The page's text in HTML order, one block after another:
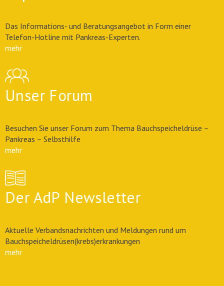
Das Informations- und Beratungsangebot in Form einer
Telefon-Hotline mit Pankreas-Experten.
mehr
Unser Forum
Besuchen Sie unser Forum zum Thema Bauchspeicheldrüse –
Pankreas – Selbsthilfe
mehr
Der AdP Newsletter
Aktuelle Verbandsnachrichten und Meldungen rund um
Bauchspeicheldrüsen(krebs)erkrankungen
mehr